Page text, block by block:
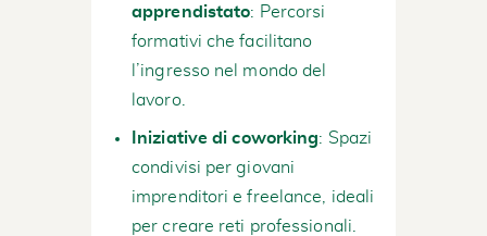
apprendistato: Percorsi
formativi che facilitano
l’ingresso nel mondo del
lavoro.
Iniziative di coworking: Spazi
condivisi per giovani
imprenditori e freelance, ideali
per creare reti professionali.